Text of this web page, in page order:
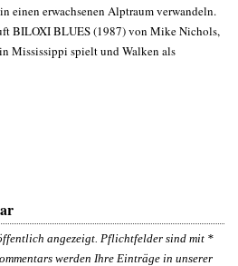
einen erwachsenen Alptraum verwandeln.
BILOXI BLUES (1987) von Mike Nichols,
Mississippi spielt und Walken als
angezeigt. Pflichtfelder sind mit *
werden Ihre Einträge in unserer